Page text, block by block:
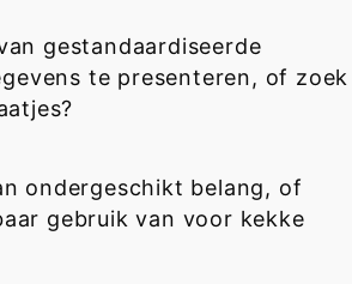
gestandaardiseerde
te presenteren, of zoek
ondergeschikt belang, of
gebruik van voor kekke